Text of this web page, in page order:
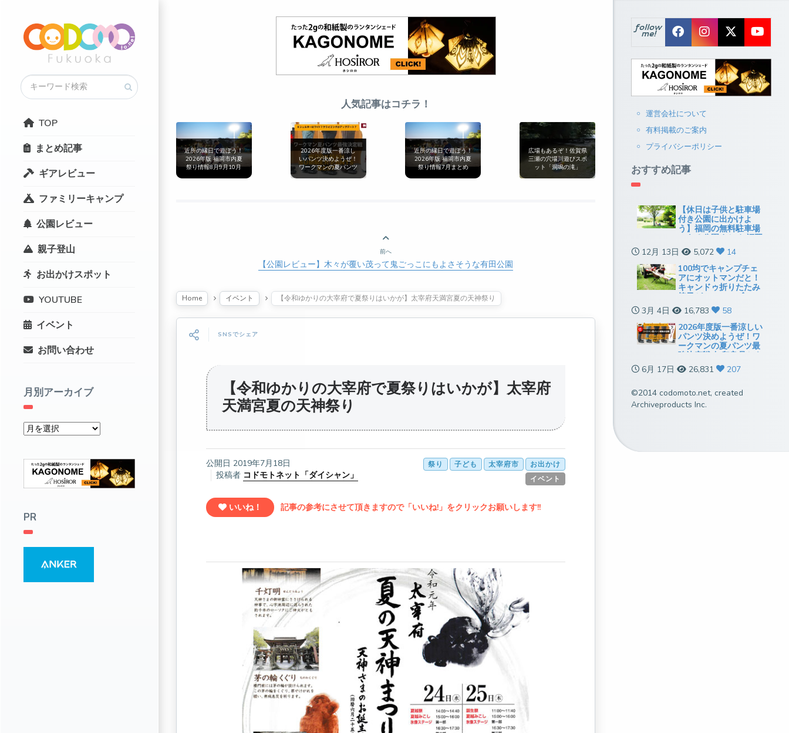
TOP
まとめ記事
ギアレビュー
ファミリーキャンプ
公園レビュー
親子登山
お出かけスポット
YOUTUBE
イベント
お問い合わせ
月別アーカイブ
PR
人気記事はコチラ！
近所の縁日で遊ぼう！
2026年版 福岡市内夏
祭り情報8月9月10月
2026年度版一番涼し
いパンツ決めようぜ！
ワークマンの夏パンツ
最強決定戦[無印良品
近所の縁日で遊ぼう！
2026年版 福岡市内夏
祭り情報7月まとめ
広場もあるぞ！佐賀県
三瀬の穴場川遊びスポ
ット「洞鳴の滝」
前へ
【公園レビュー】木々が覆い茂って鬼ごっこにもよさそうな有田公園
Home イベント 【令和ゆかりの大宰府で夏祭りはいかが】太宰府天満宮夏の天神祭り
SNSでシェア
【令和ゆかりの大宰府で夏祭りはいかが】太宰府
天満宮夏の天神祭り
公開日 2019年7月18日
投稿者 コドモトネット「ダイシャン」
お出かけ
太宰府市
子ども
祭り
イベント
いいね！ 記事の参考にさせて頂きますので「いいね!」をクリックお願いします!!
follow
me!
運営会社について
有料掲載のご案内
プライバシーポリシー
おすすめ記事
【休日は子供と駐車場
付き公園に出かけよ
う】福岡の無料駐車場
のある公園まとめ[福岡
市以外]
12月 13日 5,072
14
100均でキャンプチェ
アにオットマンだと！
キャンドゥ折りたたみ
椅子がミニテーブルに
も使えていい感じ
3月 4日 16,783
58
2026年度版一番涼しい
パンツ決めようぜ！ワ
ークマンの夏パンツ最
強決定戦[無印良品とも
比較]
6月 17日 26,831 207
©2014 codomoto.net, created
Archiveproducts Inc.